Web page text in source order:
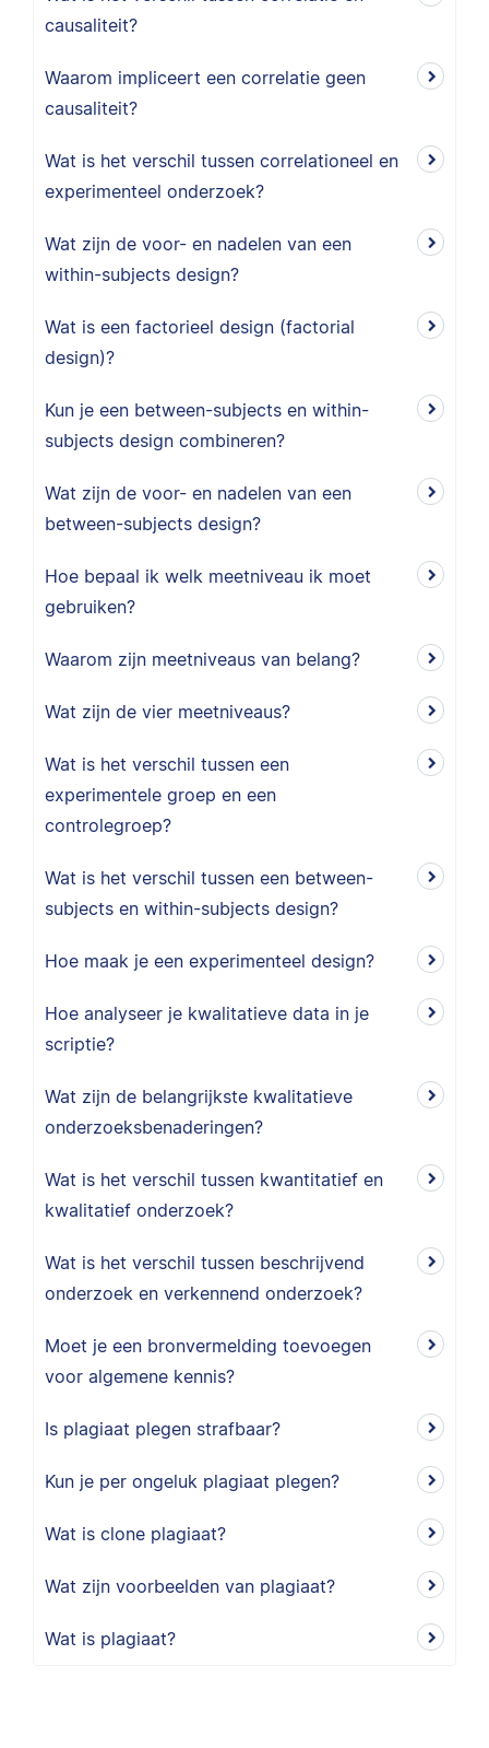
causaliteit?
Waarom impliceert een correlatie geen
causaliteit?
Wat is het verschil tussen correlationeel en
experimenteel onderzoek?
Wat zijn de voor- en nadelen van een
within-subjects design?
Wat is een factorieel design (factorial
design)?
Kun je een between-subjects en within-
subjects design combineren?
Wat zijn de voor- en nadelen van een
between-subjects design?
Hoe bepaal ik welk meetniveau ik moet
gebruiken?
Waarom zijn meetniveaus van belang?
Wat zijn de vier meetniveaus?
Wat is het verschil tussen een
experimentele groep en een
controlegroep?
Wat is het verschil tussen een between-
subjects en within-subjects design?
Hoe maak je een experimenteel design?
Hoe analyseer je kwalitatieve data in je
scriptie?
Wat zijn de belangrijkste kwalitatieve
onderzoeksbenaderingen?
Wat is het verschil tussen kwantitatief en
kwalitatief onderzoek?
Wat is het verschil tussen beschrijvend
onderzoek en verkennend onderzoek?
Moet je een bronvermelding toevoegen
voor algemene kennis?
Is plagiaat plegen strafbaar?
Kun je per ongeluk plagiaat plegen?
Wat is clone plagiaat?
Wat zijn voorbeelden van plagiaat?
Wat is plagiaat?